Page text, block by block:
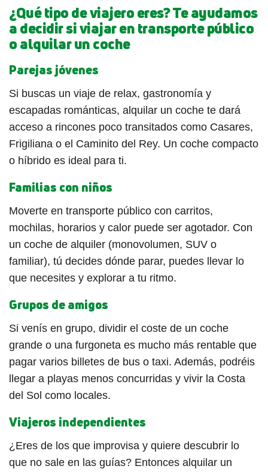
¿Qué tipo de viajero eres? Te ayudamos
a decidir si viajar en transporte público
o alquilar un coche
Parejas jóvenes
Si buscas un viaje de relax, gastronomía y
escapadas románticas, alquilar un coche te dará
acceso a rincones poco transitados como Casares,
Frigiliana o el Caminito del Rey. Un coche compacto
o híbrido es ideal para ti.
Familias con niños
Moverte en transporte público con carritos,
mochilas, horarios y calor puede ser agotador. Con
un coche de alquiler (monovolumen, SUV o
familiar), tú decides dónde parar, puedes llevar lo
que necesites y explorar a tu ritmo.
Grupos de amigos
Si venís en grupo, dividir el coste de un coche
grande o una furgoneta es mucho más rentable que
pagar varios billetes de bus o taxi. Además, podréis
llegar a playas menos concurridas y vivir la Costa
del Sol como locales.
Viajeros independientes
¿Eres de los que improvisa y quiere descubrir lo
que no sale en las guías? Entonces alquilar un